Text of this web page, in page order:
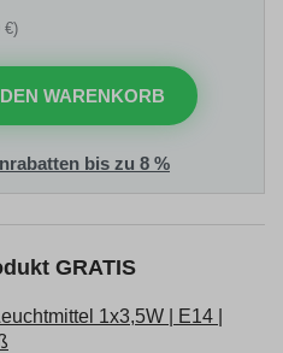
€)
WARENKORB
bis zu 8 %
GRATIS
1x3,5W | E14 |